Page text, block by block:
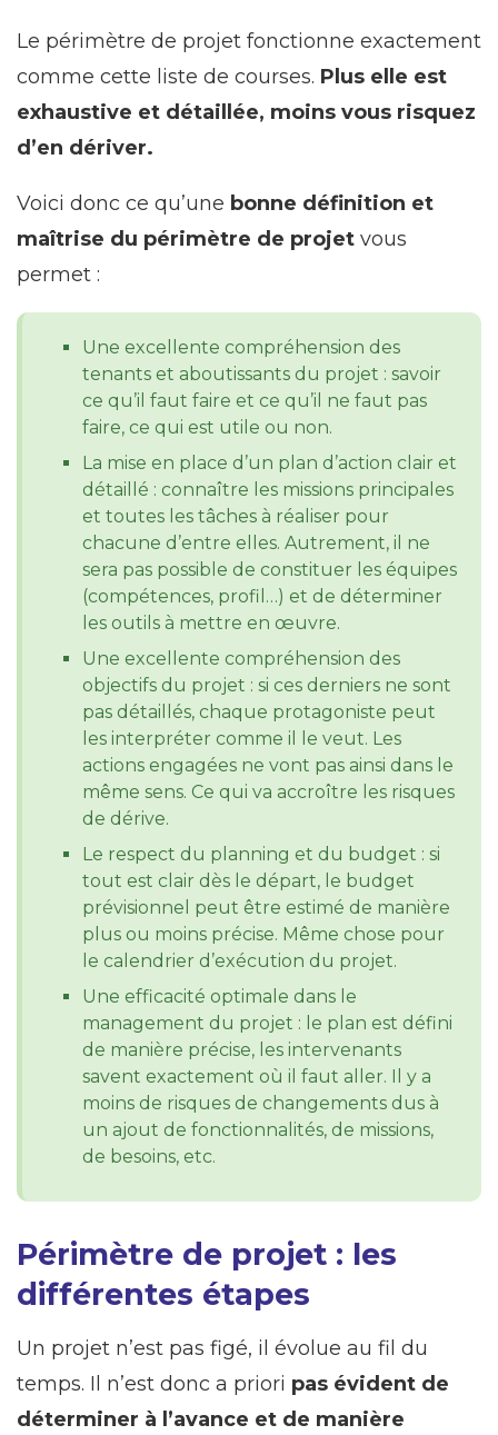
Le périmètre de projet fonctionne exactement
comme cette liste de courses. Plus elle est
exhaustive et détaillée, moins vous risquez
d’en dériver.
Voici donc ce qu’une bonne définition et
maîtrise du périmètre de projet vous
permet :
Une excellente compréhension des
tenants et aboutissants du projet : savoir
ce qu’il faut faire et ce qu’il ne faut pas
faire, ce qui est utile ou non.
La mise en place d’un plan d’action clair et
détaillé : connaître les missions principales
et toutes les tâches à réaliser pour
chacune d’entre elles. Autrement, il ne
sera pas possible de constituer les équipes
(compétences, profil…) et de déterminer
les outils à mettre en œuvre.
Une excellente compréhension des
objectifs du projet : si ces derniers ne sont
pas détaillés, chaque protagoniste peut
les interpréter comme il le veut. Les
actions engagées ne vont pas ainsi dans le
même sens. Ce qui va accroître les risques
de dérive.
Le respect du planning et du budget : si
tout est clair dès le départ, le budget
prévisionnel peut être estimé de manière
plus ou moins précise. Même chose pour
le calendrier d’exécution du projet.
Une efficacité optimale dans le
management du projet : le plan est défini
de manière précise, les intervenants
savent exactement où il faut aller. Il y a
moins de risques de changements dus à
un ajout de fonctionnalités, de missions,
de besoins, etc.
Périmètre de projet : les
différentes étapes
Un projet n’est pas figé, il évolue au fil du
temps. Il n’est donc a priori pas évident de
déterminer à l’avance et de manière